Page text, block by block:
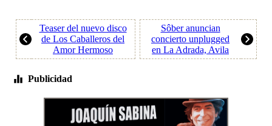
Teaser del nuevo disco
de Los Caballeros del
Amor Hermoso
Sôber anuncian
concierto unplugged
en La Adrada, Avila
Publicidad